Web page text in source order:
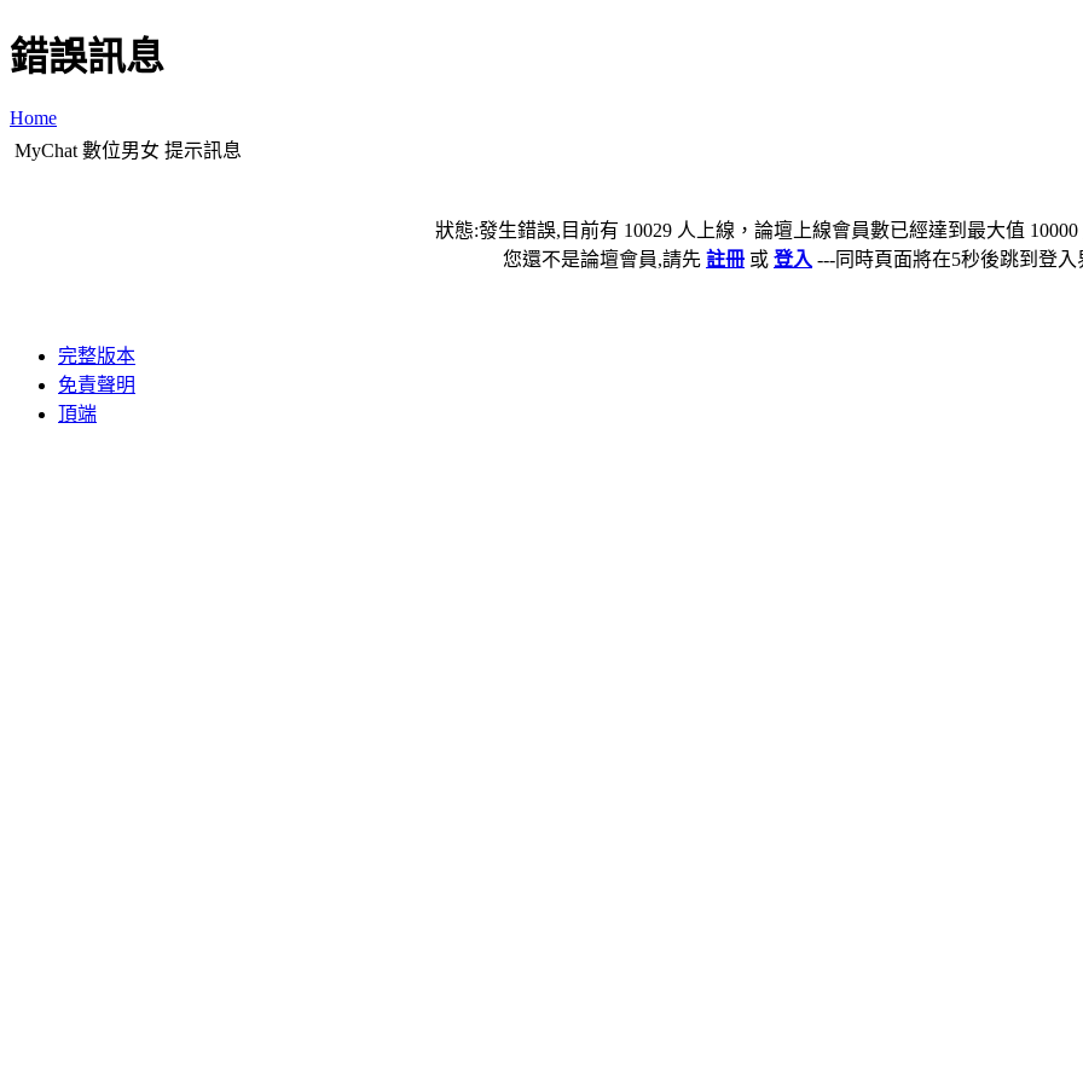
錯誤訊息
Home
MyChat 數位男女 提示訊息
狀態:發生錯誤,目前有 10029 人上線，論壇上線會員數已經達到最大值
您還不是論壇會員,請先 註冊 或 登入 ---同時頁面將在5秒後跳到登入
完整版本
免責聲明
頂端